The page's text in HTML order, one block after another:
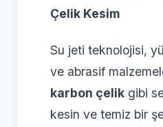
Çelik Kesim
Su jeti teknolojisi,
ve abrasif
karbon çelik gibi
kesin ve temiz bir